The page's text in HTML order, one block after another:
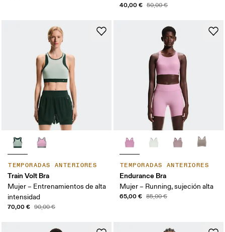
40,00 € 50,00 €
TEMPORADAS ANTERIORES
Train Volt Bra
Mujer – Entrenamientos de alta
intensidad
70,00 € 90,00 €
TEMPORADAS ANTERIORES
Endurance Bra
Mujer – Running, sujeción alta
65,00 € 85,00 €